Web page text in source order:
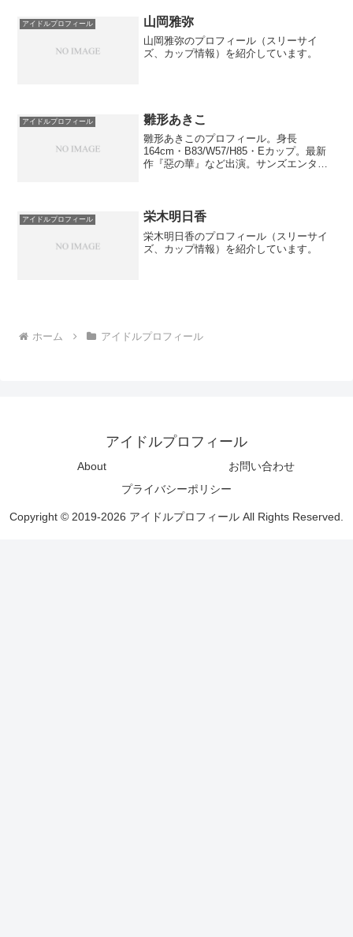
アイドルプロフィール 山岡雅弥
山岡雅弥のプロフィール（スリーサイ
ズ、カップ情報）を紹介しています。
アイドルプロフィール 雛形あきこ
雛形あきこのプロフィール。身長
164cm・B83/W57/H85・Eカップ。最新
作『惡の華』など出演。サンズエンタテ
アイドルプロフィール 栄木明日香
栄木明日香のプロフィール（スリーサイ
ズ、カップ情報）を紹介しています。
ホーム アイドルプロフィール
アイドルプロフィール
About
お問い合わせ
プライバシーポリシー
Copyright © 2019-2026 アイドルプロフィール All Rights Reserved.